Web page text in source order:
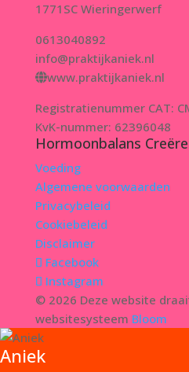
1771SC Wieringerwerf
0613040892
info@praktijkaniek.nl
www.praktijkaniek.nl
Registratienummer CAT:
KvK-nummer: 62396048
Hormoonbalans
Voeding
Algemene voorwaarden
Privacybeleid
Cookiebeleid
Disclaimer
Facebook
Instagram
© 2026 Deze website
websitesysteem Bloom
Aniek